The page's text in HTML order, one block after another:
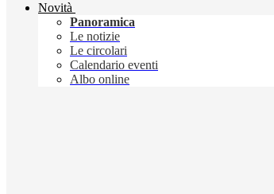
Novità
Panoramica
Le notizie
Le circolari
Calendario eventi
Albo online